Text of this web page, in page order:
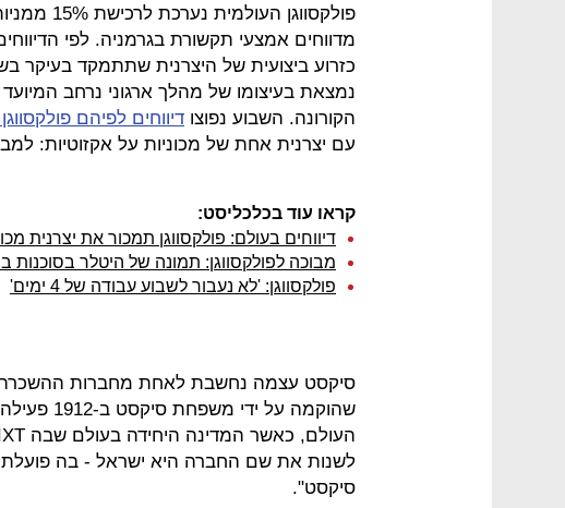
כזרוע ביצועית של היצרנית שתתמקד בעיקר
נמצאת בעיצומו של מהלך ארגוני נרחב
הקורונה. השבוע נפוצו דיווחים לפיהם
עם יצרנית אחת של מכוניות על אקזוטיות:
קראו עוד בכלכליסט:
דיווחים בעולם: פולקסווגן תמכור את יצרנית
מבוכה לפולקסווגן: תמונה של היטלר בסוכנות
פולקסווגן: 'לא נעבור לשבוע עבודה של 4 ימים'
סיקסט עצמה נחשבת לאחת מחברות ההשכרה
לשנות את שם החברה היא ישראל - בה
סיקסט".